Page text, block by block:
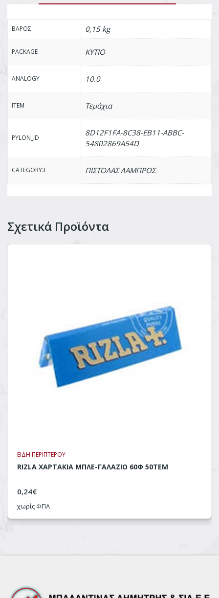
ΒΆΡΟΣ 0,15 kg
PACKAGE ΚΥΤΙΟ
ANALOGY 10.0
ITEM Τεμάχια
PYLON_ID
8D12F1FA-8C38-EB11-ABBC-
54802869A54D
CATEGORY3 ΠΙΣΤΟΛΑΣ ΛΑΜΠΡΟΣ
Σχετικά Προϊόντα
ΕΙΔΗ ΠΕΡΙΠΤΕΡΟΥ
RIZLA ΧΑΡΤΑΚΙΑ ΜΠΛΕ-ΓΑΛΑΖΙΟ 60Φ 50ΤΕΜ
0,24€
χωρίς ΦΠΑ